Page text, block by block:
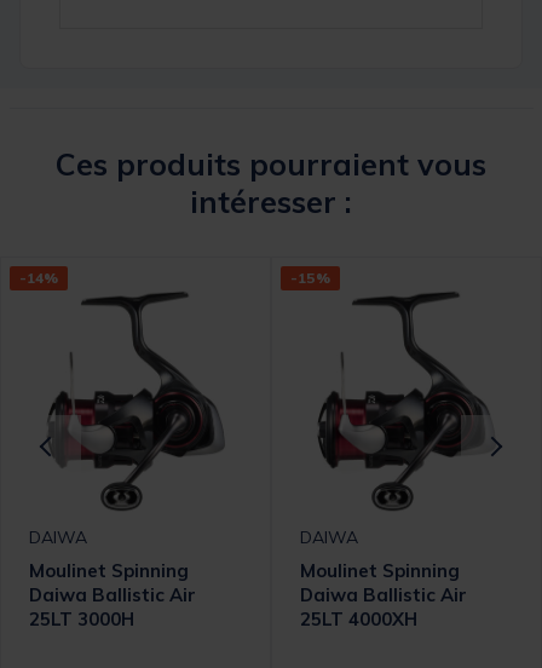
Ces produits pourraient vous
intéresser :
-14%
DAIWA
Moulinet Spinning
Daiwa Ballistic Air
25LT 3000H
-15%
DAIWA
Moulinet Spinning
Daiwa Ballistic Air
25LT 4000XH